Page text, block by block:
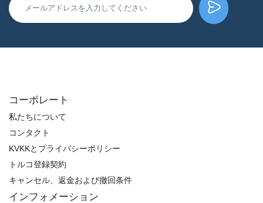
コーポレート
私たちについて
コンタクト
KVKKとプライバシーポリシー
トルコ登録契約
キャンセル、返金および撤回条件
インフォメーション